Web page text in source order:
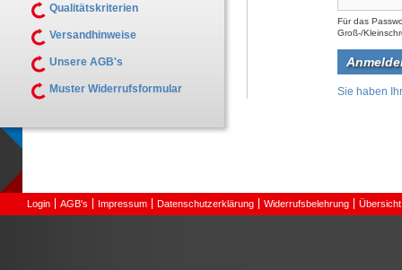
Für das
Groß-/
Sie haben
Qualitätskriterien
Versandhinweise
Unsere AGB's
Muster Widerrufsformular
Login AGB's Impressum Datenschutzerklärung Widerrufsbelehrung